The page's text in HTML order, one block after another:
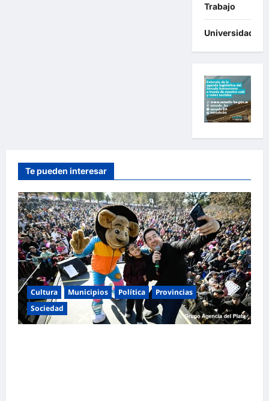
Trabajo
Universidades
Te pueden interesar
Cultura Municipios Política
Provincias
Sociedad